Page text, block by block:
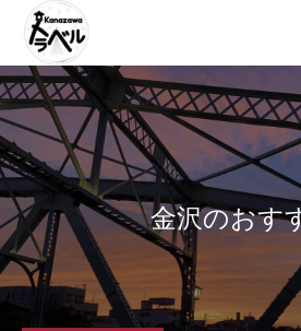
金沢のおす